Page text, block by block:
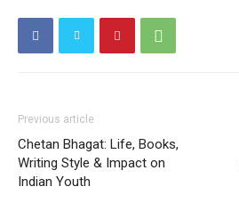
Previous article
Chetan Bhagat: Life, Books,
Writing Style & Impact on
Indian Youth